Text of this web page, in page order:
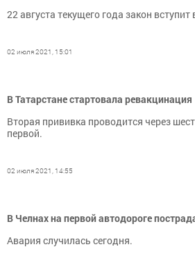
22 августа текущего года закон вступит
02 июля 2021, 15:01
В Татарстане стартовала ревакцинация
Вторая прививка проводится через
первой.
02 июля 2021, 14:55
В Челнах на первой автодороге
Авария случилась сегодня.